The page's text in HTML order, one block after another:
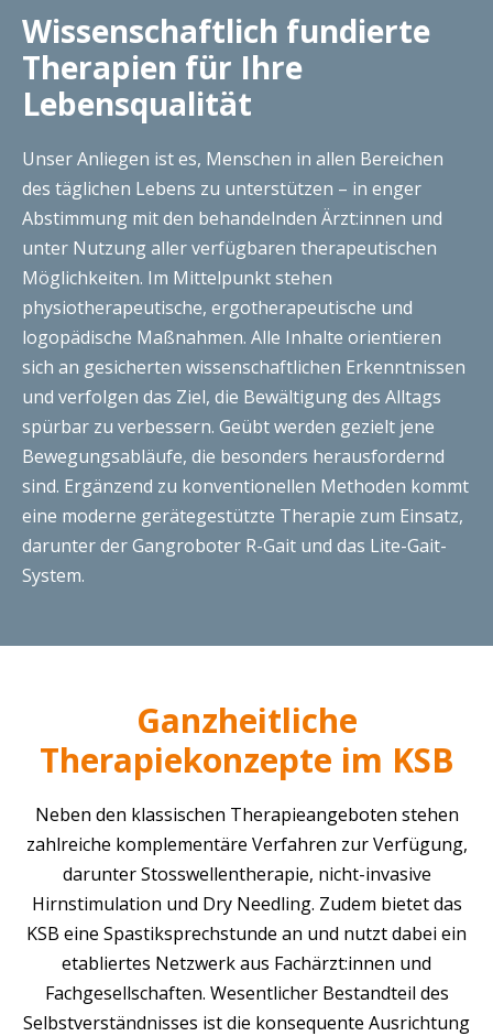
Wissenschaftlich fundierte
Therapien für Ihre
Lebensqualität
Unser Anliegen ist es, Menschen in allen Bereichen
des täglichen Lebens zu unterstützen – in enger
Abstimmung mit den behandelnden Ärzt:innen und
unter Nutzung aller verfügbaren therapeutischen
Möglichkeiten. Im Mittelpunkt stehen
physiotherapeutische, ergotherapeutische und
logopädische Maßnahmen. Alle Inhalte orientieren
sich an gesicherten wissenschaftlichen Erkenntnissen
und verfolgen das Ziel, die Bewältigung des Alltags
spürbar zu verbessern. Geübt werden gezielt jene
Bewegungsabläufe, die besonders herausfordernd
sind. Ergänzend zu konventionellen Methoden kommt
eine moderne gerätegestützte Therapie zum Einsatz,
darunter der Gangroboter R-Gait und das Lite-Gait-
System.
Ganzheitliche
Therapiekonzepte im KSB
Neben den klassischen Therapieangeboten stehen
zahlreiche komplementäre Verfahren zur Verfügung,
darunter Stosswellentherapie, nicht-invasive
Hirnstimulation und Dry Needling. Zudem bietet das
KSB eine Spastiksprechstunde an und nutzt dabei ein
etabliertes Netzwerk aus Fachärzt:innen und
Fachgesellschaften. Wesentlicher Bestandteil des
Selbstverständnisses ist die konsequente Ausrichtung